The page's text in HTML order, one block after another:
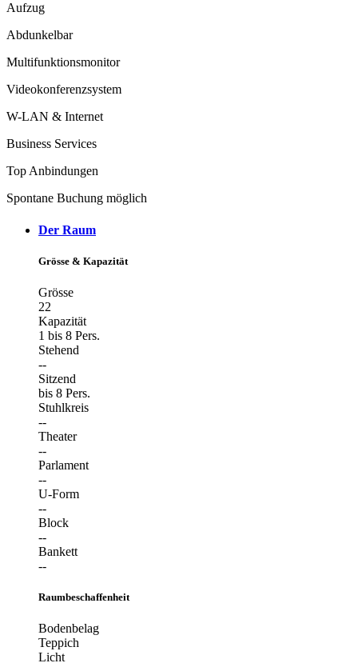
Aufzug
Abdunkelbar
Multifunktionsmonitor
Videokonferenzsystem
W-LAN & Internet
Business Services
Top Anbindungen
Spontane Buchung möglich
Der Raum
Grösse & Kapazität
Grösse
22
Kapazität
1 bis 8 Pers.
Stehend
--
Sitzend
bis 8 Pers.
Stuhlkreis
--
Theater
--
Parlament
--
U-Form
--
Block
--
Bankett
--
Raumbeschaffenheit
Bodenbelag
Teppich
Licht